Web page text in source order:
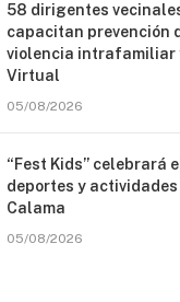
58 dirigentes
capacitan prevención
violencia intrafamiliar
Virtual
05/08/2026
“Fest Kids” celebrará
deportes y
Calama
05/08/2026